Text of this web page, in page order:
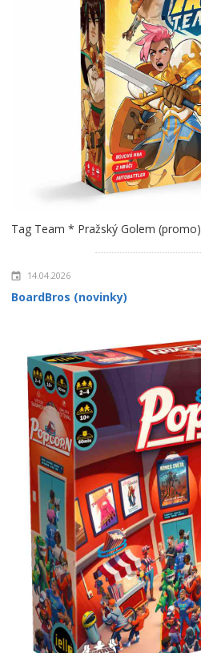
Tag Team * Pražský Golem (promo)
14.04.2026
BoardBros (novinky)